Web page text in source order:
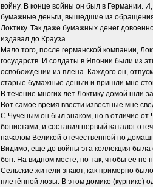
войну. В конце войны он был в Германии.
бумажные деньги, вышедшие из
Локтику. Так даже бумажных денег
издавал до Крауза.
Мало того, после германской компании,
государств. И солдаты в Японии были из
освобождении из плена. Каждого он,
старые бумажные деньги и пришли мне
В течение многих лет Локтику домой шли
Вот самое время ввести известные мне
С Чученым он был знаком, но в отличие
бонистами, и составил первый каталог
началом Великой отечественной по
Видимо, еще до войны эта коллекция была
бон. На видном месте, но так, чтобы её не
Сельские жители знают, как примерно
плетённой лозы. В этом домике (курнике)